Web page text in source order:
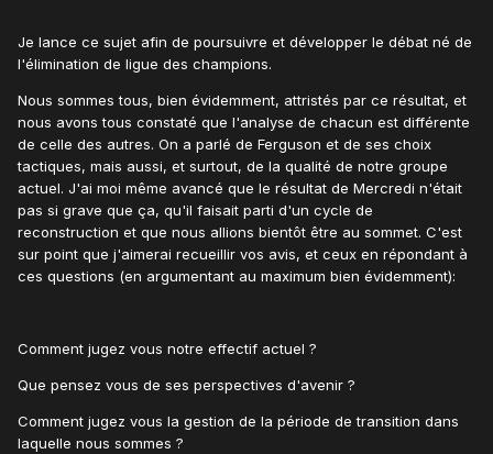
Je lance ce sujet afin de poursuivre et développer le débat né de
l'élimination de ligue des champions.
Nous sommes tous, bien évidemment, attristés par ce résultat, et
nous avons tous constaté que l'analyse de chacun est différente
de celle des autres. On a parlé de Ferguson et de ses choix
tactiques, mais aussi, et surtout, de la qualité de notre groupe
actuel. J'ai moi même avancé que le résultat de Mercredi n'était
pas si grave que ça, qu'il faisait parti d'un cycle de
reconstruction et que nous allions bientôt être au sommet. C'est
sur point que j'aimerai recueillir vos avis, et ceux en répondant à
ces questions (en argumentant au maximum bien évidemment):
Comment jugez vous notre effectif actuel ?
Que pensez vous de ses perspectives d'avenir ?
Comment jugez vous la gestion de la période de transition dans
laquelle nous sommes ?